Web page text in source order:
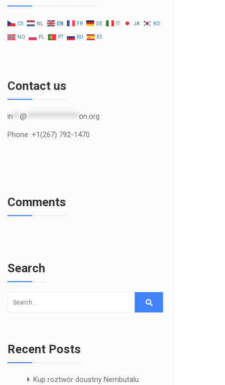
CS NL EN FR DE IT JA KO
NO PL PT RU ES
Contact us
in @ on.org
Phone .+1(267) 792-1470
Comments
Search
Recent Posts
Kup roztwór doustny Nembutalu